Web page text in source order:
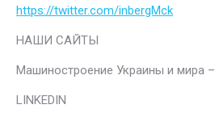
https://twitter.com/inbergMck
НАШИ САЙТЫ
Машиностроение Украины и мира –
LINKEDIN